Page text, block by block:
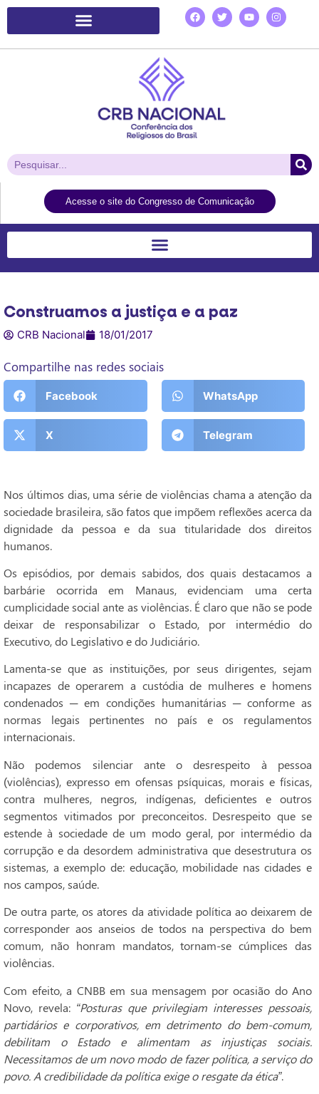
Acesse o site do Congresso de Comunicação
Construamos a justiça e a paz
CRB Nacional 18/01/2017
Compartilhe nas redes sociais
Facebook WhatsApp
X Telegram
Nos últimos dias, uma série de violências chama a atenção da
sociedade brasileira, são fatos que impõem reflexões acerca da
dignidade da pessoa e da sua titularidade dos direitos
humanos.
Os episódios, por demais sabidos, dos quais destacamos a
barbárie ocorrida em Manaus, evidenciam uma certa
cumplicidade social ante as violências. É claro que não se pode
deixar de responsabilizar o Estado, por intermédio do
Executivo, do Legislativo e do Judiciário.
Lamenta-se que as instituições, por seus dirigentes, sejam
incapazes de operarem a custódia de mulheres e homens
condenados ─ em condições humanitárias ─ conforme as
normas legais pertinentes no país e os regulamentos
internacionais.
Não podemos silenciar ante o desrespeito à pessoa
(violências), expresso em ofensas psíquicas, morais e físicas,
contra mulheres, negros, indígenas, deficientes e outros
segmentos vitimados por preconceitos. Desrespeito que se
estende à sociedade de um modo geral, por intermédio da
corrupção e da desordem administrativa que desestrutura os
sistemas, a exemplo de: educação, mobilidade nas cidades e
nos campos, saúde.
De outra parte, os atores da atividade política ao deixarem de
corresponder aos anseios de todos na perspectiva do bem
comum, não honram mandatos, tornam-se cúmplices das
violências.
Com efeito, a CNBB em sua mensagem por ocasião do Ano
Novo, revela: “Posturas que privilegiam interesses pessoais,
partidários e corporativos, em detrimento do bem-comum,
debilitam o Estado e alimentam as injustiças sociais.
Necessitamos de um novo modo de fazer política, a serviço do
povo. A credibilidade da política exige o resgate da ética”.